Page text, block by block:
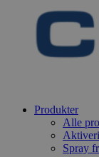
Produkter
Alle
Spray